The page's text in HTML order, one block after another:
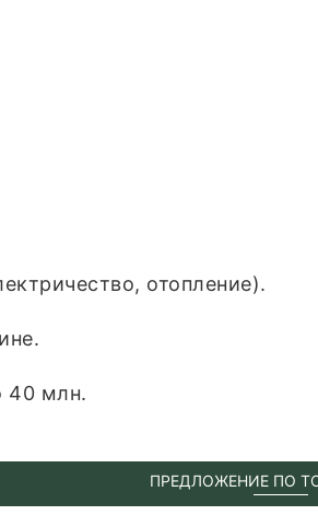
отопление).
40 млн.
ПРЕДЛОЖЕНИЕ ПО